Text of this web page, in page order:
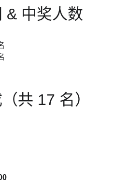
& 中奖人数
共 17 名）